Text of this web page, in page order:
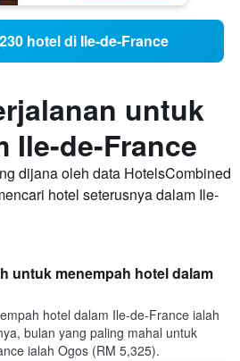
hotel di Ile-de-France
untuk
Ile-de-France
dijana oleh data HotelsCombined
hotel seterusnya dalam Ile-
untuk menempah hotel dalam
hotel dalam Ile-de-France ialah
bulan yang paling mahal untuk
ialah Ogos (RM 5,325).